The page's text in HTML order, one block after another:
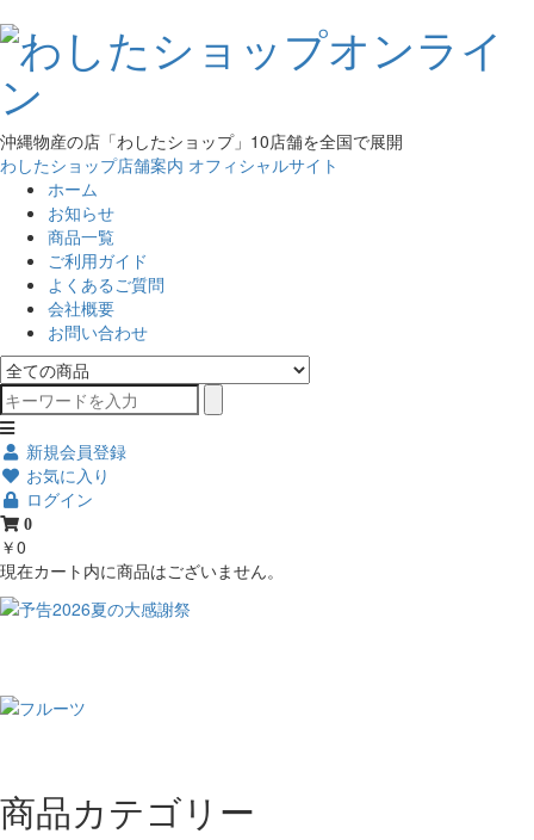
沖縄物産の店「わしたショップ」10店舗を全国で展開
わしたショップ店舗案内 オフィシャルサイト
ホーム
お知らせ
商品一覧
ご利用ガイド
よくあるご質問
会社概要
お問い合わせ
新規会員登録
お気に入り
ログイン
0
￥0
現在カート内に商品はございません。
商品カテゴリー